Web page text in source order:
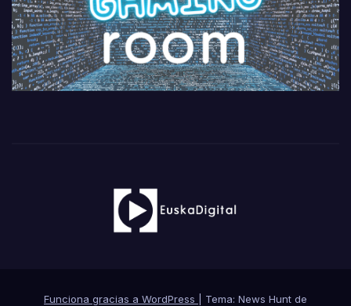
Funciona gracias a WordPress Tema: News Hunt de